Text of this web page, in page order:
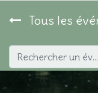
Tous les